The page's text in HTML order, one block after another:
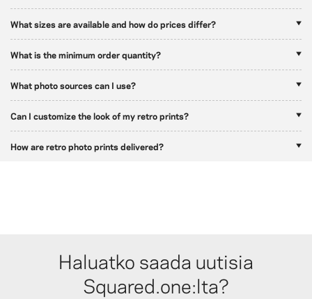
What sizes are available and how do prices differ?
What is the minimum order quantity?
What photo sources can I use?
Can I customize the look of my retro prints?
How are retro photo prints delivered?
Haluatko saada uutisia
Squared.one:lta?